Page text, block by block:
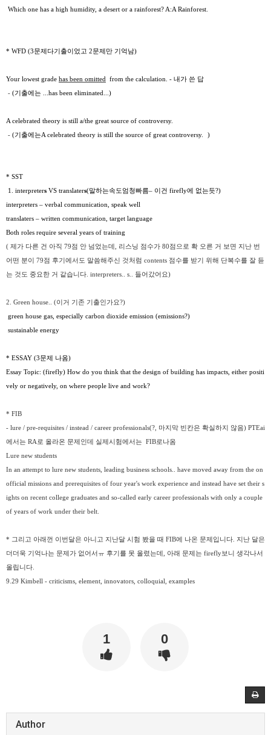
Which one has a high humidity, a desert or a rainforest? A:A Rainforest.
* WFD (3문제다기출이었고 2문제만 기억남)
Your lowest grade has been omitted from the calculation. - 내가 쓴 답
- (기출에는 has been eliminated...)
A celebrated theory is still a/the great source of controversy.
- (기출에는A celebrated theory is still the source of great controversy. )
* SST
1. interpreters VS translaters(말하는속도엄청빠름– 이건 firefly에 없는듯?)
interpreters – verbal communication, speak well
translaters – written communication, target language
Both roles require several years of training
( 제가 다른 건 아직 79점 안 넘었는데, 리스닝 점수가 80점으로 확 오른 거 보면 지난 번
어떤 분이 79점 후기에서도 말씀해주신 것처럼 contents 점수를 받기 위해 단복수를 잘 듣
는 것도 중요한 거 같습니다. interpreters.. s.. 들어갔어요)
2. Green house.. (이거 기존 기출인가요?)
green house gas, especially carbon dioxide emission (emissions?)
sustainable energy
* ESSAY (3문제 나옴)
Essay Topic: (firefly) How do you think that the design of building has impacts, either positi
vely or negatively, on where people live and work?
* FIB
- lure / pre-requisites / instead / career professionals(?, 마지막 빈칸은 확실하지 않음) PTEai
에서는 RA 로 올라온 문제인데 실제시험에서는 FIB로 나옴
Lure new students
In an attempt to lure new students, leading business schools.. have moved away from the on
official missions and prerequisites of four year's work experience and instead have set their s
ights on recent college graduates and so-called early career professionals with only a couple
of years of work under their belt.
* 그리고 아래껀 이번달은 아니고 지난달 시험 봤을 때 FIB에 나온 문제입니다. 지난 달은
더더욱 기억나는 문제가 없어서ㅠ 후기를 못 올렸는데, 아래 문제는 firefly보니 생각나서
올립니다.
9.29 Kimbell - criticisms, element, innovators, colloquial, examples
1 0
Author